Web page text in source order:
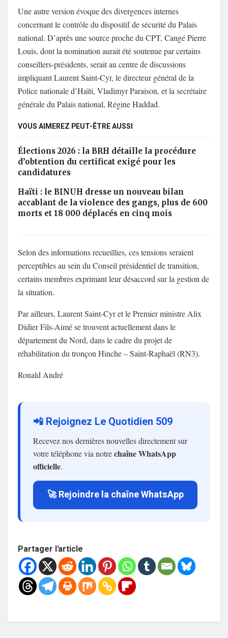
Une autre version évoque des divergences internes
concernant le contrôle du dispositif de sécurité du Palais
national. D’après une source proche du CPT, Cangé Pierre
Louis, dont la nomination aurait été soutenue par certains
conseillers-présidents, serait au centre de discussions
impliquant Laurent Saint-Cyr, le directeur général de la
Police nationale d’Haïti, Vladimyr Paraison, et la secrétaire
générale du Palais national, Régine Haddad.
VOUS AIMEREZ PEUT-ÊTRE AUSSI
Élections 2026 : la BRH détaille la procédure
d’obtention du certificat exigé pour les
candidatures
Haïti : le BINUH dresse un nouveau bilan
accablant de la violence des gangs, plus de 600
morts et 18 000 déplacés en cinq mois
Selon des informations recueillies, ces tensions seraient
perceptibles au sein du Conseil présidentiel de transition,
certains membres exprimant leur désaccord sur la gestion de
la situation.
Par ailleurs, Laurent Saint-Cyr et le Premier ministre Alix
Didier Fils-Aimé se trouvent actuellement dans le
département du Nord, dans le cadre du projet de
réhabilitation du tronçon Hinche – Saint-Raphaël (RN3).
Ronald André
📲 Rejoignez Le Quotidien 509
Recevez nos dernières nouvelles directement sur
votre téléphone via notrechaîne WhatsApp
officielle.
🚀 Rejoindre la chaîne WhatsApp
Partager l'article